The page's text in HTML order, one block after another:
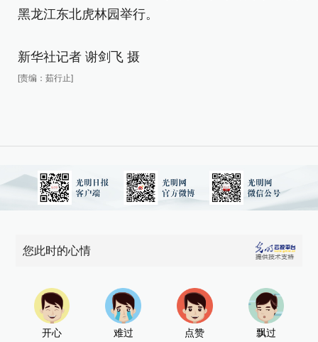
黑龙江东北虎林园举行。
新华社记者 谢剑飞 摄
[责编：茹行止]
您此时的心情
开心 难过 点赞 飘过